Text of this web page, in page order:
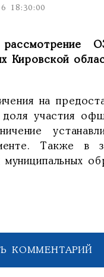
18:30:00
Кировской
на
участия
Также в
КОММЕНТАРИЙ